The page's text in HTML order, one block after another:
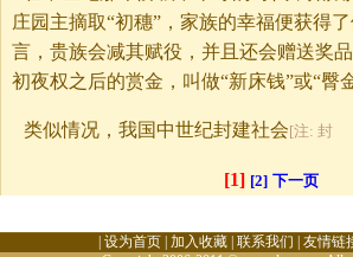
庄园主摘取“初穗”，家族的幸福便获得
言，贵族会减其赋役，并且还会赠送奖
初夜权之后的赏金，叫做“新床钱”或“臀金
类似情况，我国中世纪封建社会[注: 封
[1] [2] 下一页
设为首页 加入收藏 联系我们 友情链